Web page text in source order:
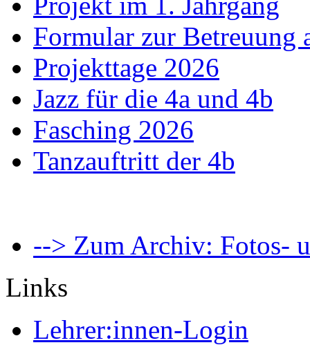
Formular zur Betreuung
Projekttage 2026
Jazz für die 4a und 4b
Fasching 2026
Tanzauftritt der 4b
--> Zum Archiv: Fotos-
Links
Lehrer:innen-Login